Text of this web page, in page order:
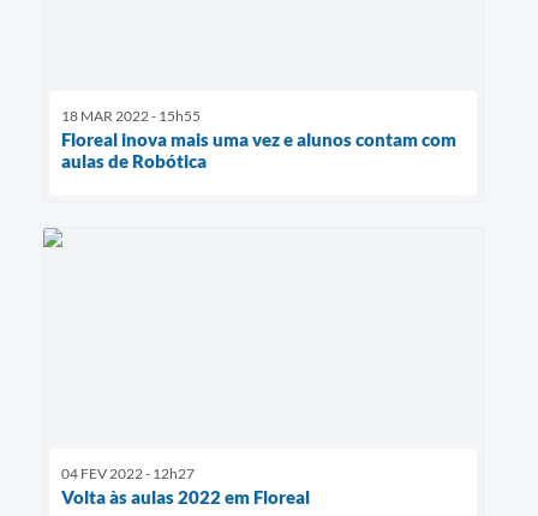
18 MAR 2022 - 15h55
Floreal inova mais uma vez e alunos contam com
aulas de Robótica
04 FEV 2022 - 12h27
Volta às aulas 2022 em Floreal